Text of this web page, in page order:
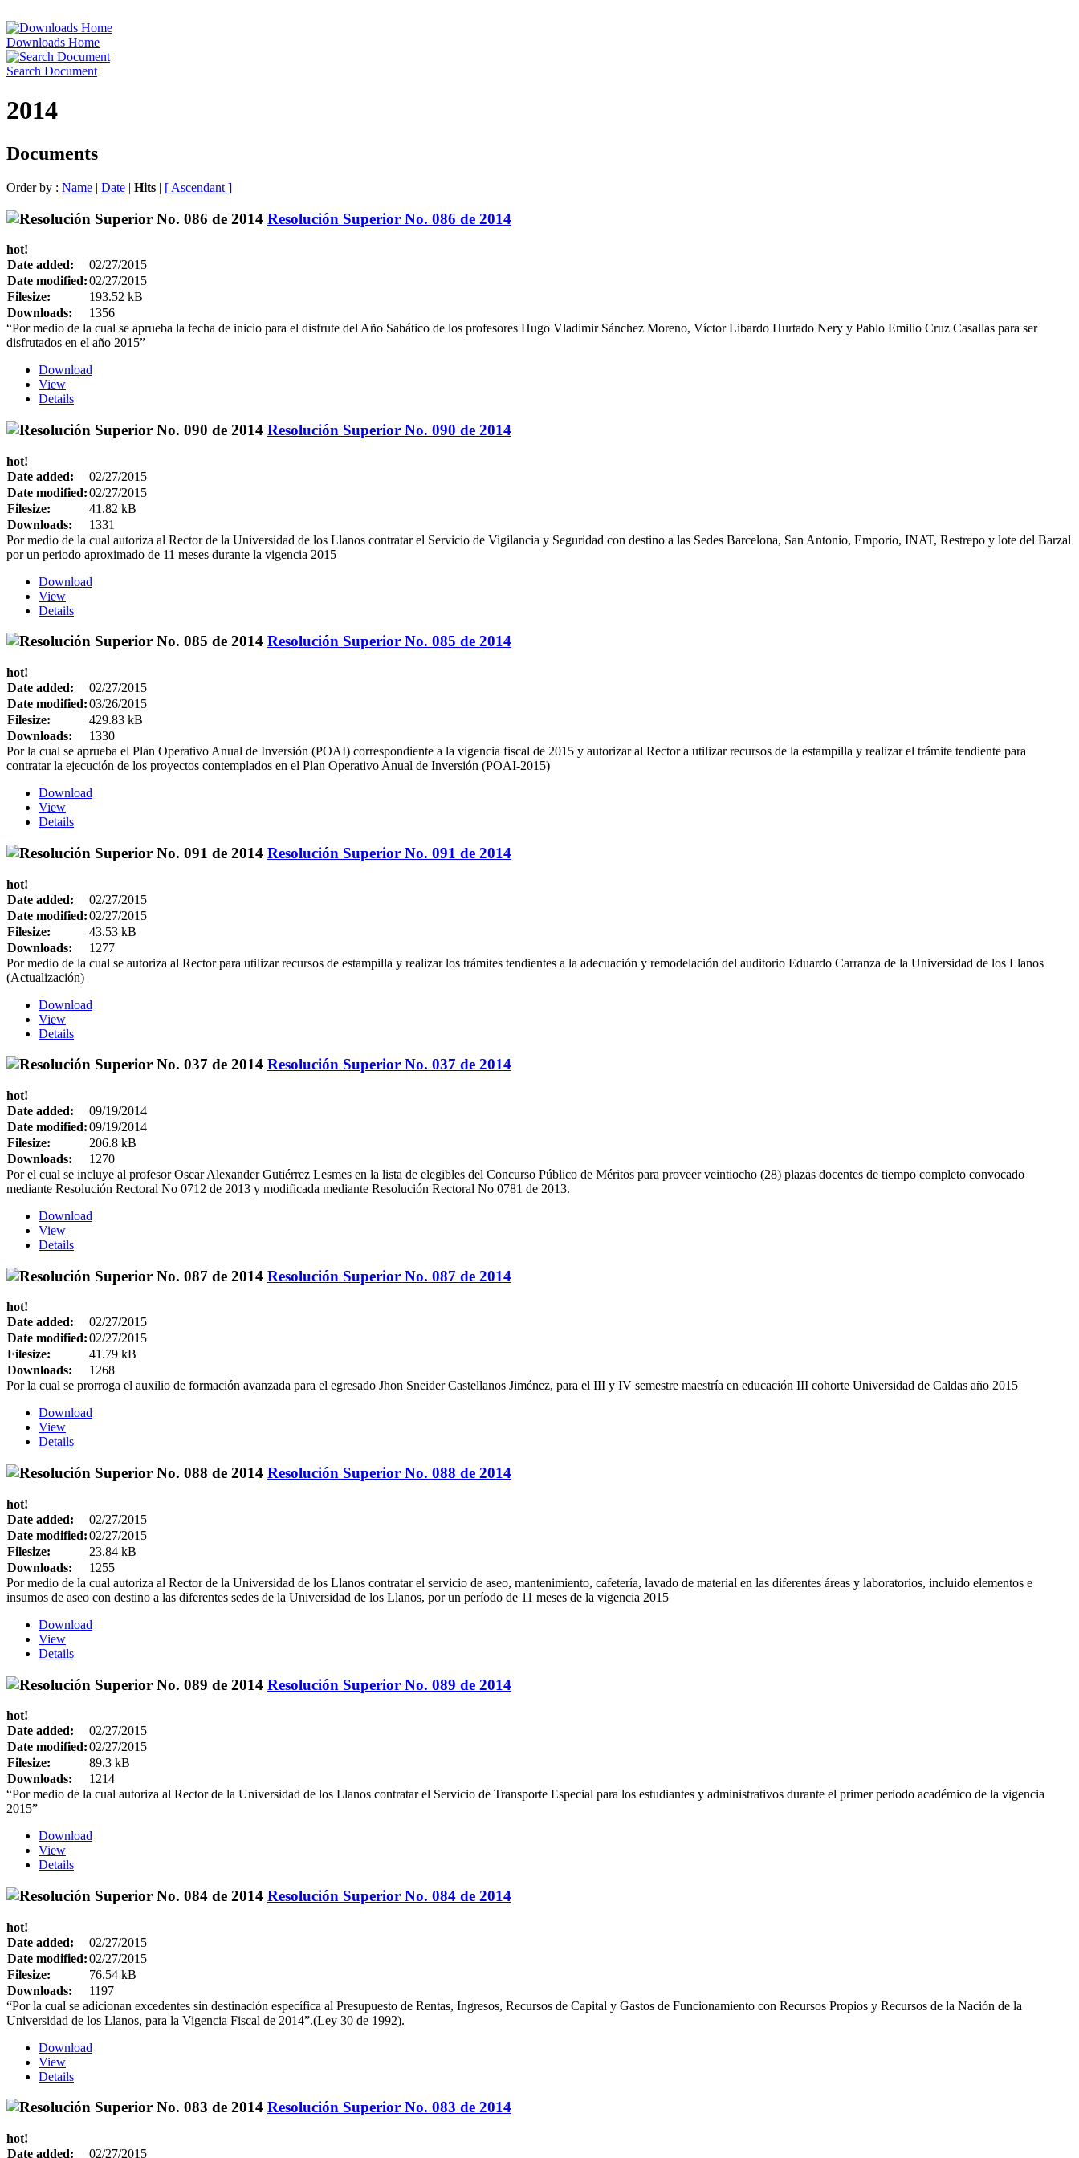
Downloads Home
Search Document
2014
Documents
Order by : Name | Date | Hits | [ Ascendant ]
Resolución Superior No. 086 de 2014
hot!
Date added:
02/27/2015
Date modified:02/27/2015
Filesize:
193.52 kB
Downloads:
1356
“Por medio de la cual se aprueba la fecha de inicio para el disfrute del Año Sabático de los profesores Hugo Vladimir Sánchez Moreno, Víctor Libardo Hurtado Nery y Pablo Emilio Cruz Casallas para ser
disfrutados en el año 2015”
Download
View
Details
Resolución Superior No. 090 de 2014
hot!
Date added:
02/27/2015
Date modified:02/27/2015
Filesize:
41.82 kB
Downloads:
1331
Por medio de la cual autoriza al Rector de la Universidad de los Llanos contratar el Servicio de Vigilancia y Seguridad con destino a las Sedes Barcelona, San Antonio, Emporio, INAT, Restrepo y lote del Barzal
por un periodo aproximado de 11 meses durante la vigencia 2015
Download
View
Details
Resolución Superior No. 085 de 2014
hot!
Date added:
02/27/2015
Date modified:03/26/2015
Filesize:
429.83 kB
Downloads:
1330
Por la cual se aprueba el Plan Operativo Anual de Inversión (POAI) correspondiente a la vigencia fiscal de 2015 y autorizar al Rector a utilizar recursos de la estampilla y realizar el trámite tendiente para
contratar la ejecución de los proyectos contemplados en el Plan Operativo Anual de Inversión (POAI-2015)
Download
View
Details
Resolución Superior No. 091 de 2014
hot!
Date added:
02/27/2015
Date modified:02/27/2015
Filesize:
43.53 kB
Downloads:
1277
Por medio de la cual se autoriza al Rector para utilizar recursos de estampilla y realizar los trámites tendientes a la adecuación y remodelación del auditorio Eduardo Carranza de la Universidad de los Llanos
(Actualización)
Download
View
Details
Resolución Superior No. 037 de 2014
hot!
Date added:
09/19/2014
Date modified:09/19/2014
Filesize:
206.8 kB
Downloads:
1270
Por el cual se incluye al profesor Oscar Alexander Gutiérrez Lesmes en la lista de elegibles del Concurso Público de Méritos para proveer veintiocho (28) plazas docentes de tiempo completo convocado
mediante Resolución Rectoral No 0712 de 2013 y modificada mediante Resolución Rectoral No 0781 de 2013.
Download
View
Details
Resolución Superior No. 087 de 2014
hot!
Date added:
02/27/2015
Date modified:02/27/2015
Filesize:
41.79 kB
Downloads:
1268
Por la cual se prorroga el auxilio de formación avanzada para el egresado Jhon Sneider Castellanos Jiménez, para el III y IV semestre maestría en educación III cohorte Universidad de Caldas año 2015
Download
View
Details
Resolución Superior No. 088 de 2014
hot!
Date added:
02/27/2015
Date modified:02/27/2015
Filesize:
23.84 kB
Downloads:
1255
Por medio de la cual autoriza al Rector de la Universidad de los Llanos contratar el servicio de aseo, mantenimiento, cafetería, lavado de material en las diferentes áreas y laboratorios, incluido elementos e
insumos de aseo con destino a las diferentes sedes de la Universidad de los Llanos, por un período de 11 meses de la vigencia 2015
Download
View
Details
Resolución Superior No. 089 de 2014
hot!
Date added:
02/27/2015
Date modified:02/27/2015
Filesize:
89.3 kB
Downloads:
1214
“Por medio de la cual autoriza al Rector de la Universidad de los Llanos contratar el Servicio de Transporte Especial para los estudiantes y administrativos durante el primer periodo académico de la vigencia
2015”
Download
View
Details
Resolución Superior No. 084 de 2014
hot!
Date added:
02/27/2015
Date modified:02/27/2015
Filesize:
76.54 kB
Downloads:
1197
“Por la cual se adicionan excedentes sin destinación específica al Presupuesto de Rentas, Ingresos, Recursos de Capital y Gastos de Funcionamiento con Recursos Propios y Recursos de la Nación de la
Universidad de los Llanos, para la Vigencia Fiscal de 2014”.(Ley 30 de 1992).
Download
View
Details
Resolución Superior No. 083 de 2014
hot!
Date added:
02/27/2015